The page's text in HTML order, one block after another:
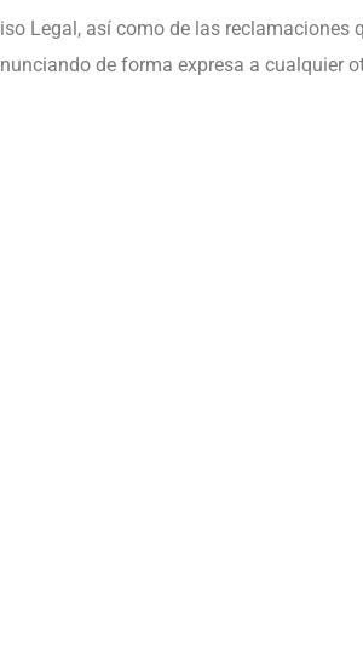
Legal, así como de las reclamaciones
de forma expresa a cualquier